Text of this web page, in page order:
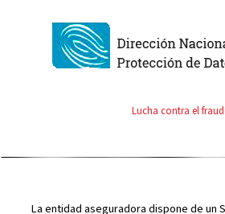
Lucha contra el
La entidad aseguradora dispone de un